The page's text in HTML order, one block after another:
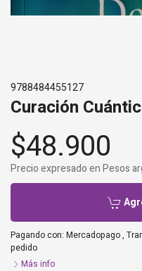
9788484455127
Curación
$48.900
Precio expresado en Pesos
Pagando con: Mercadopago,
pedido
Más info